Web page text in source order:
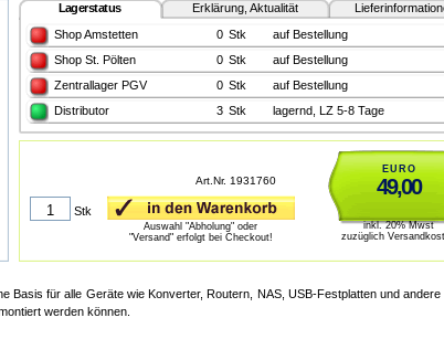
Lagerstatus Erklärung, Aktualität
Shop Amstetten
0 Stk
auf Bestellung
Shop St. Pölten
0 Stk
auf Bestellung
Zentrallager PGV
0 Stk
auf Bestellung
Distributor
3 Stk lagernd, LZ 5-8 Tage
EURO
49,00
inkl. 20% Mwst
zuzüglich
Art.Nr. 1931760
Stk
Auswahl "Abholung" oder
"Versand" erfolgt bei Checkout!
Basis für alle Geräte wie Konverter, Routern, NAS, USB-Festplatten und
werden können.